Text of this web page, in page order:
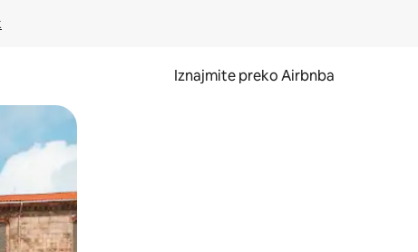
Iznajmite preko Airbnba